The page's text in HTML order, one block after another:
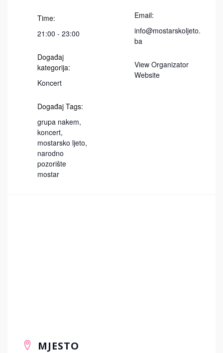
Time:
21:00 - 23:00
Događaj
kategorija:
Koncert
Događaj Tags:
grupa nakem,
koncert,
mostarsko ljeto,
narodno
pozorište
mostar
Email:
info@mostarskoljeto.
ba
View Organizator
Website
MJESTO